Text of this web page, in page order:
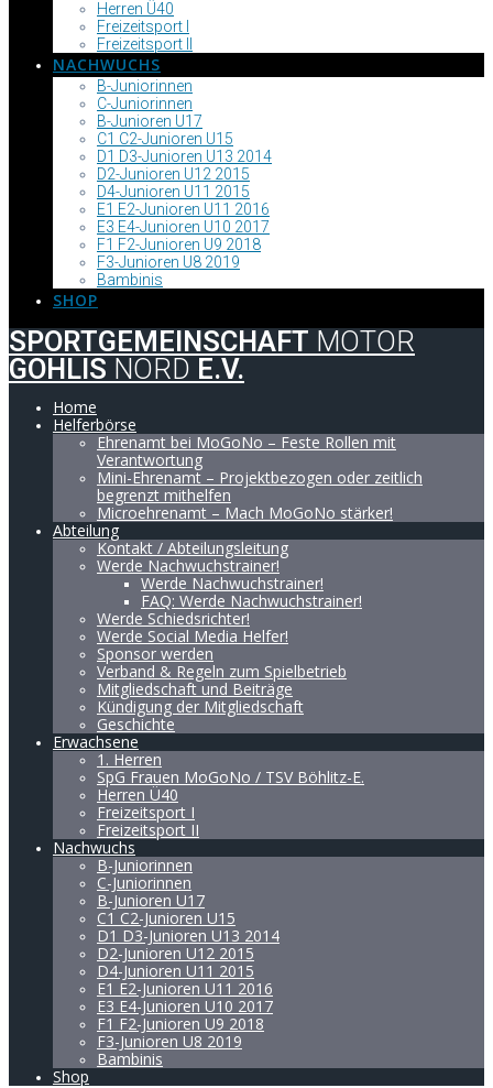
Herren Ü40
Freizeitsport I
Freizeitsport II
NACHWUCHS
B-Juniorinnen
C-Juniorinnen
B-Junioren U17
C1 C2-Junioren U15
D1 D3-Junioren U13 2014
D2-Junioren U12 2015
D4-Junioren U11 2015
E1 E2-Junioren U11 2016
E3 E4-Junioren U10 2017
F1 F2-Junioren U9 2018
F3-Junioren U8 2019
Bambinis
SHOP
SPORTGEMEINSCHAFT MOTOR
GOHLIS NORD E.V.
Home
Helferbörse
Ehrenamt bei MoGoNo – Feste Rollen mit
Verantwortung
Mini-Ehrenamt – Projektbezogen oder zeitlich
begrenzt mithelfen
Microehrenamt – Mach MoGoNo stärker!
Abteilung
Kontakt / Abteilungsleitung
Werde Nachwuchstrainer!
Werde Nachwuchstrainer!
FAQ: Werde Nachwuchstrainer!
Werde Schiedsrichter!
Werde Social Media Helfer!
Sponsor werden
Verband & Regeln zum Spielbetrieb
Mitgliedschaft und Beiträge
Kündigung der Mitgliedschaft
Geschichte
Erwachsene
1. Herren
SpG Frauen MoGoNo / TSV Böhlitz-E.
Herren Ü40
Freizeitsport I
Freizeitsport II
Nachwuchs
B-Juniorinnen
C-Juniorinnen
B-Junioren U17
C1 C2-Junioren U15
D1 D3-Junioren U13 2014
D2-Junioren U12 2015
D4-Junioren U11 2015
E1 E2-Junioren U11 2016
E3 E4-Junioren U10 2017
F1 F2-Junioren U9 2018
F3-Junioren U8 2019
Bambinis
Shop